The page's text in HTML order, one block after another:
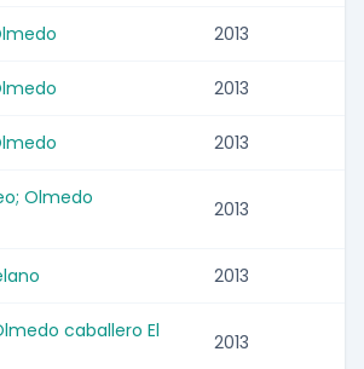
2013
2013
2013
Olmedo
2013
2013
caballero El
2013